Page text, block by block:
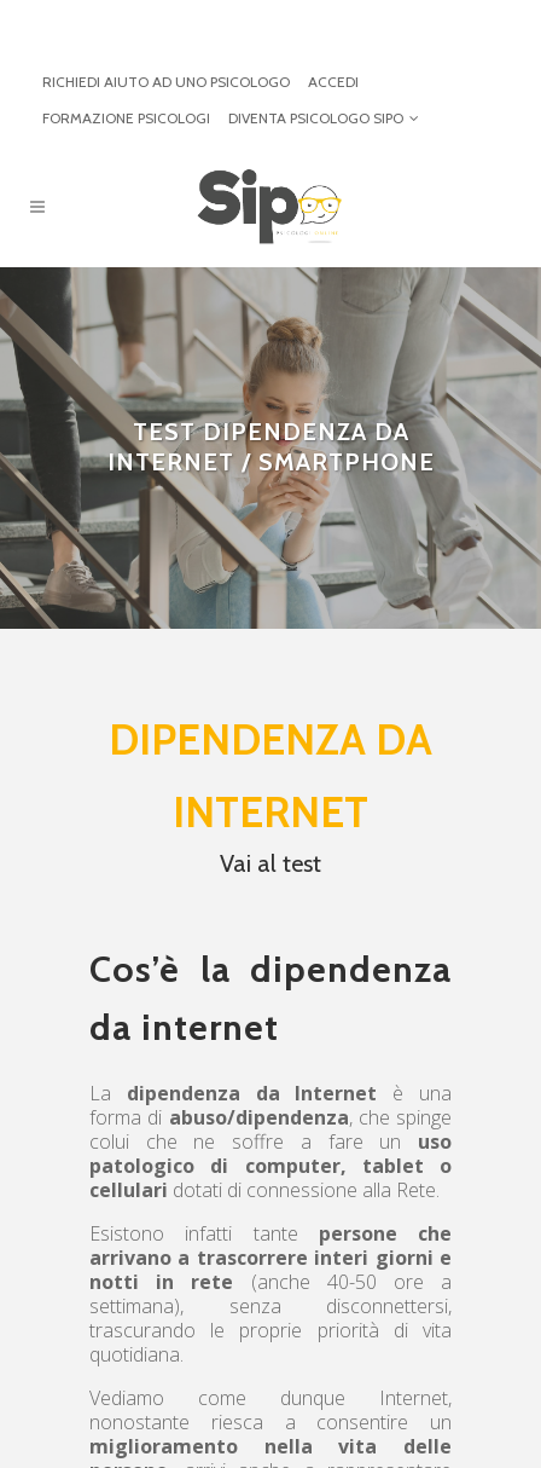
RICHIEDI AIUTO AD UNO PSICOLOGO
ACCEDI
FORMAZIONE PSICOLOGI
DIVENTA PSICOLOGO SIPO
TEST DIPENDENZA DA
INTERNET / SMARTPHONE
DIPENDENZA DA
INTERNET
Vai al test
Cos’è la dipendenza
da internet
La dipendenza da Internet è una
forma di abuso/dipendenza, che spinge
colui che ne soffre a fare un uso
patologico di computer, tablet o
cellulari dotati di connessione alla Rete.
Esistono infatti tante persone che
arrivano a trascorrere interi giorni e
notti in rete (anche 40-50 ore a
settimana), senza disconnettersi,
trascurando le proprie priorità di vita
quotidiana.
Vediamo come dunque Internet,
nonostante riesca a consentire un
miglioramento nella vita delle